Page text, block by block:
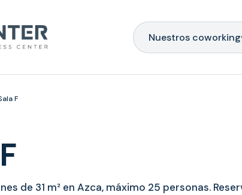
Nuestros coworking
F
de 31 m² en Azca, máximo 25 personas.